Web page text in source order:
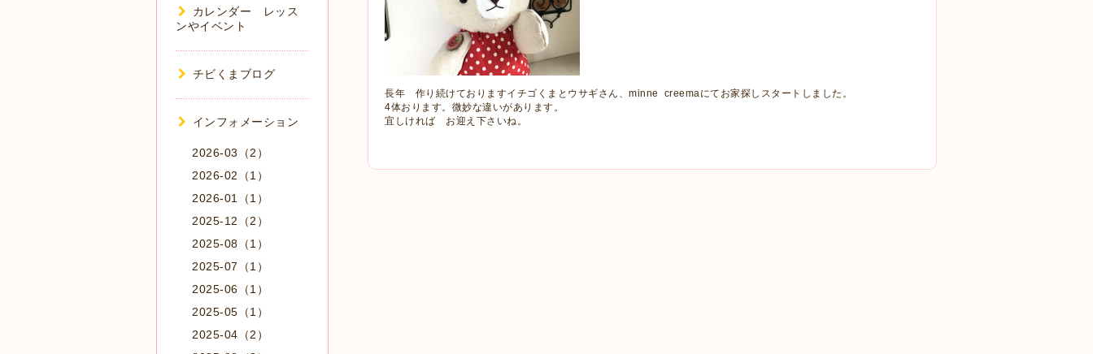
長年 作り続けておりますイチゴくまとウサギさん、minne creemaにてお家探しスタートしました。
4体おります。微妙な違いがあります。
宜しければ お迎え下さいね。
カレンダー レッス
ンやイベント
チビくまブログ
インフォメーション
2026-03（2）
2026-02（1）
2026-01（1）
2025-12（2）
2025-08（1）
2025-07（1）
2025-06（1）
2025-05（1）
2025-04（2）